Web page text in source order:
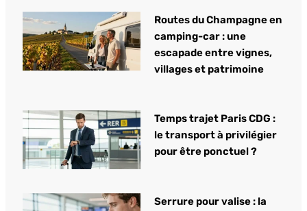
Routes du Champagne en
camping-car : une
escapade entre vignes,
villages et patrimoine
Temps trajet Paris CDG :
le transport à privilégier
pour être ponctuel ?
Serrure pour valise : la